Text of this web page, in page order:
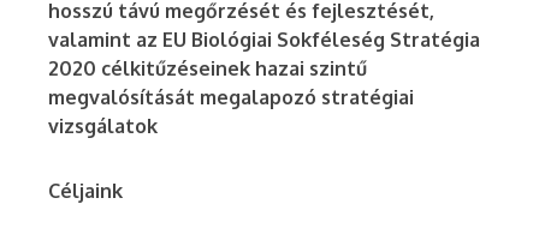
hosszú távú megőrzését és fejlesztését,
valamint az EU Biológiai Sokféleség Stratégia
2020 célkitűzéseinek hazai szintű
megvalósítását megalapozó stratégiai
vizsgálatok
Céljaink